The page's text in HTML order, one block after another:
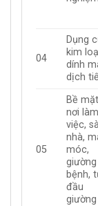
04
Dụng
kim
dính
dịch
05
Bề mặt
nơi làm
việc,
nhà,
móc,
giường
bệnh,
đầu
giường